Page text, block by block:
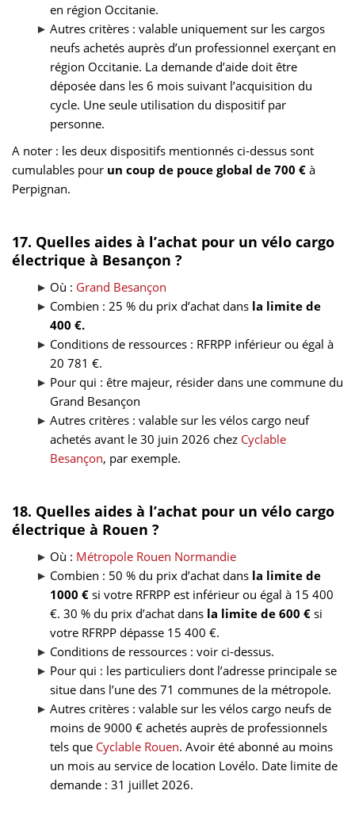
en région Occitanie.
Autres critères : valable uniquement sur les cargos
neufs achetés auprès d’un professionnel exerçant en
région Occitanie. La demande d’aide doit être
déposée dans les 6 mois suivant l’acquisition du
cycle. Une seule utilisation du dispositif par
personne.
A noter : les deux dispositifs mentionnés ci-dessus sont
cumulables pour un coup de pouce global de 700 € à
Perpignan.
17. Quelles aides à l’achat pour un vélo cargo
électrique à Besançon ?
Où : Grand Besançon
Combien : 25 % du prix d’achat dans la limite de
400 €.
Conditions de ressources : RFRPP inférieur ou égal à
20 781 €.
Pour qui : être majeur, résider dans une commune du
Grand Besançon
Autres critères : valable sur les vélos cargo neuf
achetés avant le 30 juin 2026 chez Cyclable
Besançon, par exemple.
18. Quelles aides à l’achat pour un vélo cargo
électrique à Rouen ?
Où : Métropole Rouen Normandie
Combien : 50 % du prix d’achat dans la limite de
1000 € si votre RFRPP est inférieur ou égal à 15 400
€. 30 % du prix d’achat dans la limite de 600 € si
votre RFRPP dépasse 15 400 €.
Conditions de ressources : voir ci-dessus.
Pour qui : les particuliers dont l’adresse principale se
situe dans l’une des 71 communes de la métropole.
Autres critères : valable sur les vélos cargo neufs de
moins de 9000 € achetés auprès de professionnels
tels que Cyclable Rouen. Avoir été abonné au moins
un mois au service de location Lovélo. Date limite de
demande : 31 juillet 2026.